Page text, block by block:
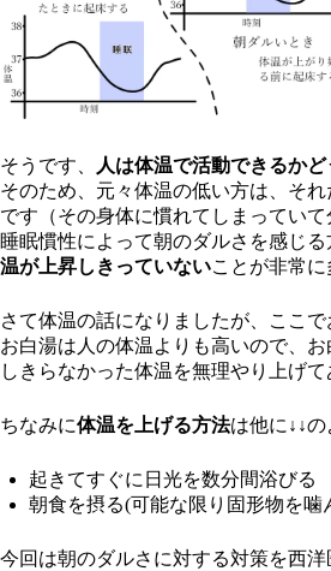
そうです、 人は体温で活動できるか
そのため、元々体温の低い方は、そ
です（その身体に慣れてしまっていて
睡眠慣性によって朝のダルさを感じる
温が上昇しきっていないことが非常に
さて体温の話になりましたが、ここで
お白湯は人の体温よりも高いので、
しきらなかった体温を無理やり上げて
ちなみに体温を上げる方法は他に↓↓の
起きてすぐに日光を数分間浴びる
朝食を摂る(可能な限り固形物を噛
今回は朝のダルさに対する対策を西